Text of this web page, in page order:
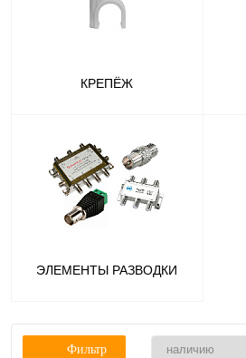
КРЕПЁЖ
ЭЛЕМЕНТЫ РАЗВОДКИ
Фильтр